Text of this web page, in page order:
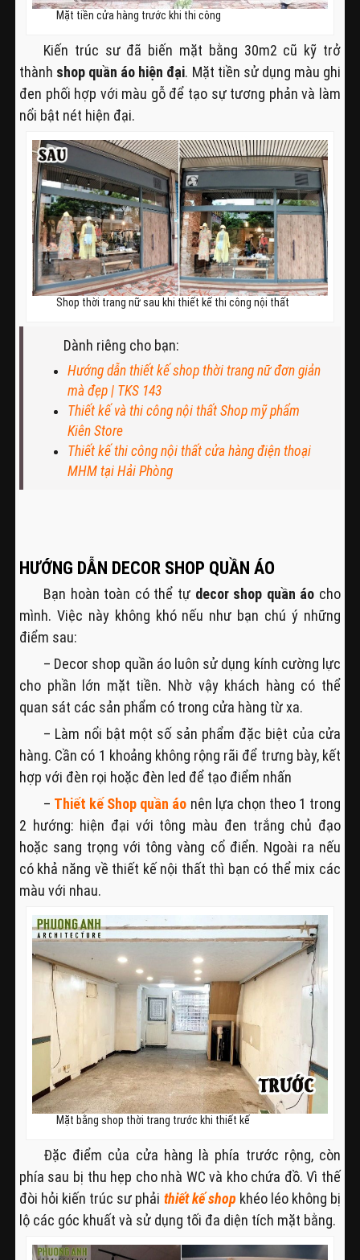
Mặt tiền cửa hàng trước khi thi công
Kiến trúc sư đã biến mặt bằng 30m2 cũ kỹ trở
thành shop quần áo hiện đại. Mặt tiền sử dụng màu ghi
đen phối hợp với màu gỗ để tạo sự tương phản và làm
nổi bật nét hiện đại.
Shop thời trang nữ sau khi thiết kế thi công nội thất
Dành riêng cho bạn:
Hướng dẫn thiết kế shop thời trang nữ đơn giản
mà đẹp | TKS 143
Thiết kế và thi công nội thất Shop mỹ phẩm
Kiên Store
Thiết kế thi công nội thất cửa hàng điện thoại
MHM tại Hải Phòng
HƯỚNG DẪN DECOR SHOP QUẦN ÁO
Bạn hoàn toàn có thể tự decor shop quần áo cho
mình. Việc này không khó nếu như bạn chú ý những
điểm sau:
– Decor shop quần áo luôn sử dụng kính cường lực
cho phần lớn mặt tiền. Nhờ vậy khách hàng có thể
quan sát các sản phẩm có trong cửa hàng từ xa.
– Làm nổi bật một số sản phẩm đặc biệt của cửa
hàng. Cần có 1 khoảng không rộng rãi để trưng bày, kết
hợp với đèn rọi hoặc đèn led để tạo điểm nhấn
– Thiết kế Shop quần áo nên lựa chọn theo 1 trong
2 hướng: hiện đại với tông màu đen trắng chủ đạo
hoặc sang trọng với tông vàng cổ điển. Ngoài ra nếu
có khả năng về thiết kế nội thất thì bạn có thể mix các
màu với nhau.
Mặt bằng shop thời trang trước khi thiết kế
Đặc điểm của cửa hàng là phía trước rộng, còn
phía sau bị thu hẹp cho nhà WC và kho chứa đồ. Vì thế
đòi hỏi kiến trúc sư phải thiết kế shop khéo léo không bị
lộ các góc khuất và sử dụng tối đa diện tích mặt bằng.